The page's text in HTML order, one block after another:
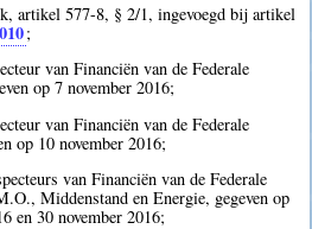
artikel 577-8, § 2/1, ingevoegd bij artikel
;
van Financiën van de Federale
op 7 november 2016;
van Financiën van de Federale
op 10 november 2016;
van Financiën van de Federale
Middenstand en Energie, gegeven op
en 30 november 2016;